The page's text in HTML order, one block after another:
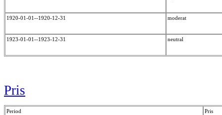
1920-01-01--1920-12-31 moderat
1923-01-01--1923-12-31 neutral
Pris
Period Pris